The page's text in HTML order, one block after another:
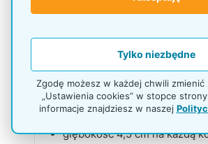
Ulotki DL pośrodku
2 osobne miejsca na
głębokość 4,5 cm na każdą
Tylko niezbędne
Zgodę możesz w każdej chwili zmienić
„Ustawienia cookies” w stopce
informacje znajdziesz w naszej